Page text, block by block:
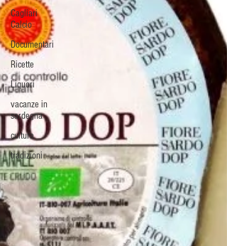
Cagliari
Calcio
Documentari
Ricette
Liquori
vacanze in
sardegna
cultura
tradizioni